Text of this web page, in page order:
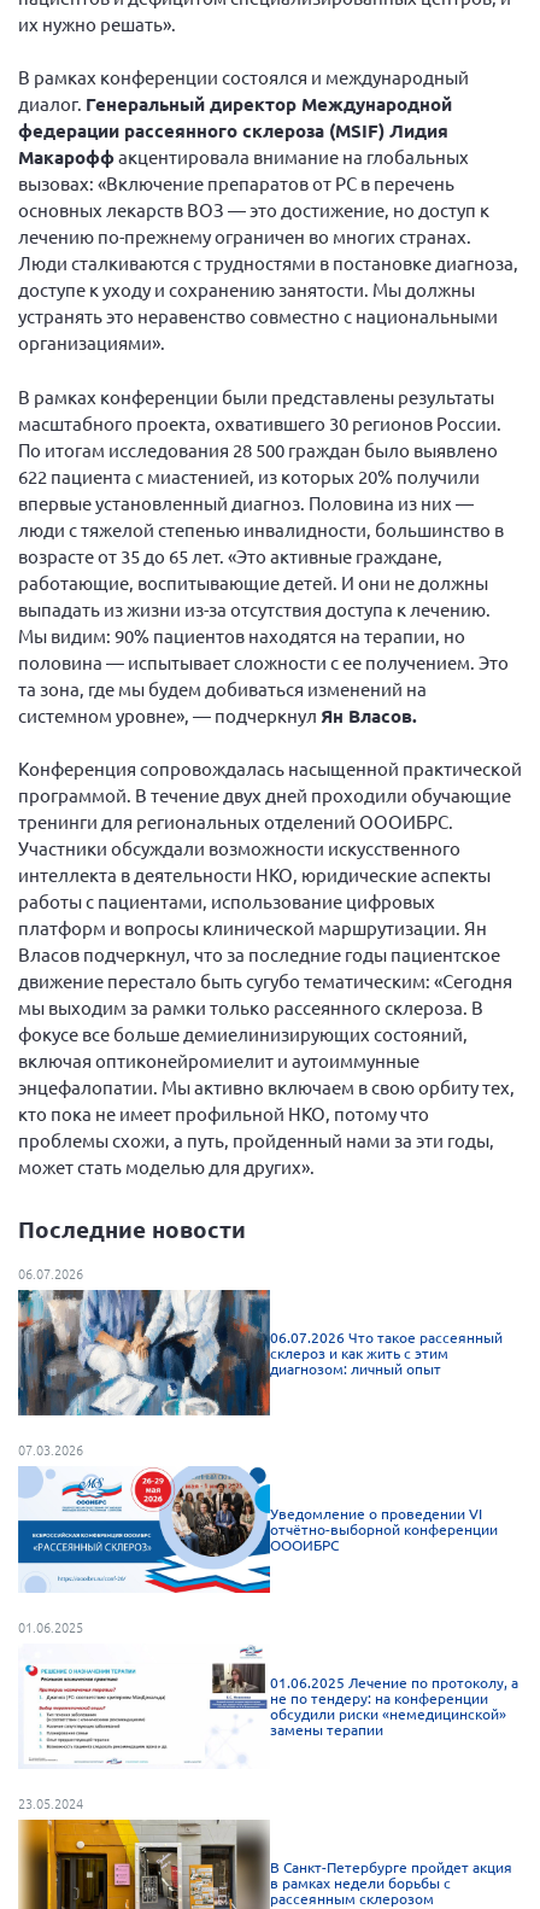
г. Севастополь
Самарская область ПРИЗМА
Самарская область СГОРС
Свердловская область
Смоленская область
Ставропольский край
Сахалинская область
Томская область
Ульяновская область
Челябинская область
Ярославская область
их нужно решать».
В рамках конференции состоялся и международный
диалог. Генеральный директор Международной
федерации рассеянного склероза (MSIF) Лидия
Макароффакцентировала внимание на глобальных
вызовах: «Включение препаратов от РС в перечень
основных лекарств ВОЗ — это достижение, но доступ к
лечению по-прежнему ограничен во многих странах.
Люди сталкиваются с трудностями в постановке диагноза,
доступе к уходу и сохранению занятости. Мы должны
устранять это неравенство совместно с национальными
организациями».
В рамках конференции были представлены результаты
масштабного проекта, охватившего 30 регионов России.
По итогам исследования 28 500 граждан было выявлено
622 пациента с миастенией, из которых 20% получили
впервые установленный диагноз. Половина из них —
люди с тяжелой степенью инвалидности, большинство в
возрасте от 35 до 65 лет. «Это активные граждане,
работающие, воспитывающие детей. И они не должны
выпадать из жизни из-за отсутствия доступа к лечению.
Мы видим: 90% пациентов находятся на терапии, но
половина — испытывает сложности с ее получением. Это
та зона, где мы будем добиваться изменений на
системном уровне», — подчеркнул Ян Власов.
Конференция сопровождалась насыщенной практической
программой. В течение двух дней проходили обучающие
тренинги для региональных отделений ОООИБРС.
Участники обсуждали возможности искусственного
интеллекта в деятельности НКО, юридические аспекты
работы с пациентами, использование цифровых
платформ и вопросы клинической маршрутизации. Ян
Власов подчеркнул, что за последние годы пациентское
движение перестало быть сугубо тематическим: «Сегодня
мы выходим за рамки только рассеянного склероза. В
фокусе все больше демиелинизирующих состояний,
включая оптиконейромиелит и аутоиммунные
энцефалопатии. Мы активно включаем в свою орбиту тех,
кто пока не имеет профильной НКО, потому что
проблемы схожи, а путь, пройденный нами за эти годы,
может стать моделью для других».
Последние новости
06.07.2026
06.07.2026 Что такое рассеянный
склероз и как жить с этим
диагнозом: личный опыт
07.03.2026
Уведомление о проведении VI
отчётно-выборной конференции
ОООИБРС
01.06.2025
01.06.2025 Лечение по протоколу, а
не по тендеру: на конференции
обсудили риски «немедицинской»
замены терапии
23.05.2024
В Санкт-Петербурге пройдет акция
в рамках недели борьбы с
рассеянным склерозом